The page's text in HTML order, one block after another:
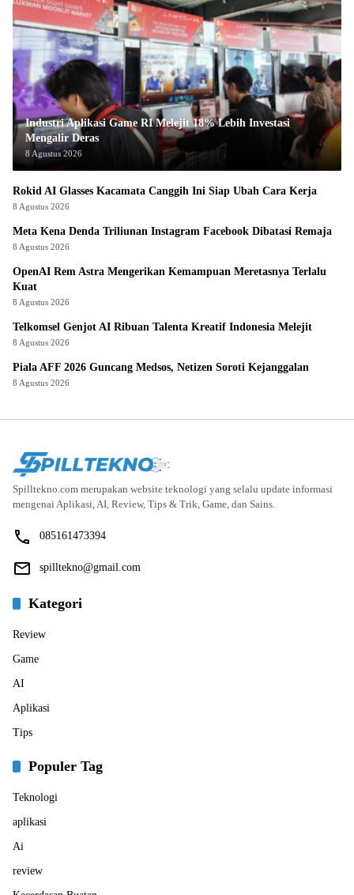
Industri Aplikasi Game RI Melejit 18% Lebih Investasi
Mengalir Deras
8 Agustus 2026
Rokid AI Glasses Kacamata Canggih Ini Siap Ubah Cara Kerja
8 Agustus 2026
Meta Kena Denda Triliunan Instagram Facebook Dibatasi Remaja
8 Agustus 2026
OpenAI Rem Astra Mengerikan Kemampuan Meretasnya Terlalu
Kuat
8 Agustus 2026
Telkomsel Genjot AI Ribuan Talenta Kreatif Indonesia Melejit
8 Agustus 2026
Piala AFF 2026 Guncang Medsos, Netizen Soroti Kejanggalan
8 Agustus 2026
Spilltekno.com merupakan website teknologi yang selalu update informasi
mengenai Aplikasi, AI, Review, Tips & Trik, Game, dan Sains.
085161473394
spilltekno@gmail.com
Kategori
Review
Game
AI
Aplikasi
Tips
Populer Tag
Teknologi
aplikasi
Ai
review